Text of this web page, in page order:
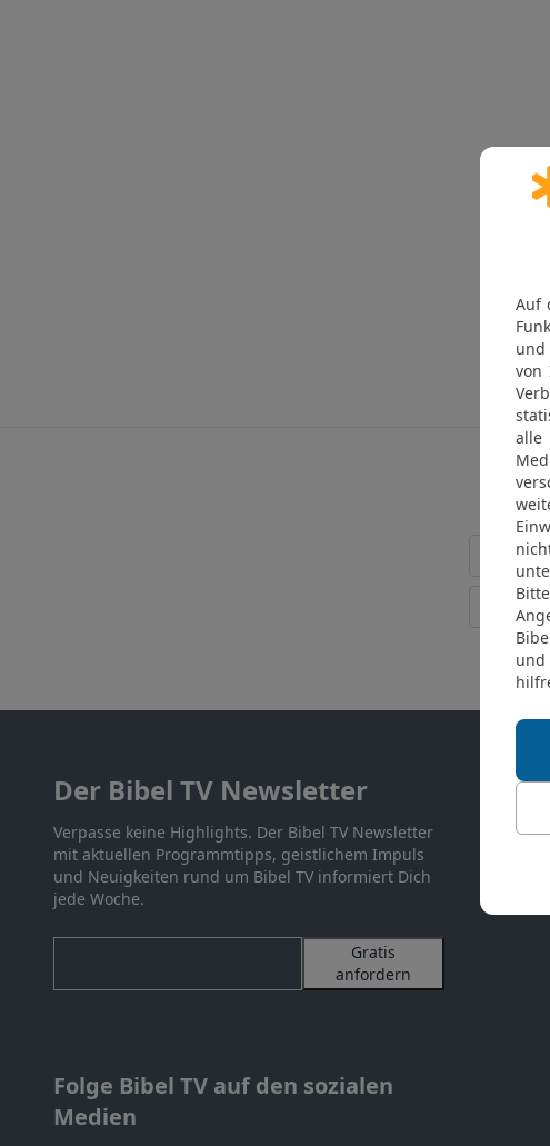
Der Bibel TV Newsletter
Verpasse keine Highlights. Der Bibel TV Newsletter
mit aktuellen Programmtipps, geistlichem Impuls
und Neuigkeiten rund um Bibel TV informiert Dich
jede Woche.
Gratis
anfordern
Folge Bibel TV auf den sozialen
Medien